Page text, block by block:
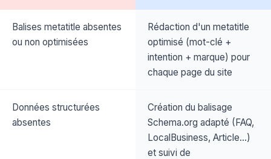
Balises metatitle absentes
ou non optimisées
Rédaction d'un metatitle
optimisé (mot-clé +
intention + marque) pour
chaque page du site
Données structurées
absentes
Création du balisage
Schema.org adapté (FAQ,
LocalBusiness, Article…)
et suivi de